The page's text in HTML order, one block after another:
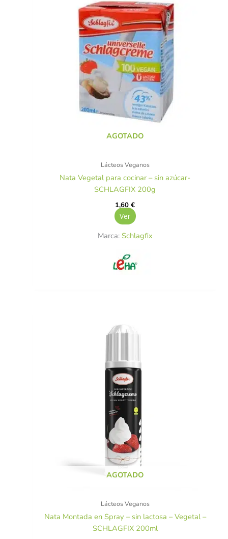
AGOTADO
Lácteos Veganos
Nata Vegetal para cocinar – sin azúcar-
SCHLAGFIX 200g
1,60€
Ver
Marca: Schlagfix
AGOTADO
Lácteos Veganos
Nata Montada en Spray – sin lactosa – Vegetal –
SCHLAGFIX 200ml